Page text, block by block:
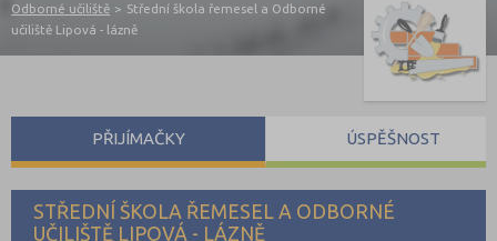
Odborné učiliště > Střední škola řemesel a Odborné
učiliště Lipová - lázně
STŘEDNÍ ŠKOLA ŘEMESEL A ODBORNÉ
UČILIŠTĚ LIPOVÁ - LÁZNĚ
PŘIJÍMAČKY ÚSPĚŠNOST